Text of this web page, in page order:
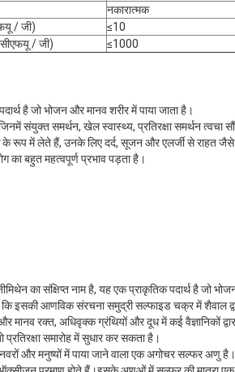
नकारात्मक
/ जी)
≤10
/ जी)
≤1000
है जो भोजन और मानव शरीर में पाया जाता है।
संयुक्त समर्थन, खेल स्वास्थ्य, प्रतिरक्षा समर्थन त्वचा
रूप में लेते हैं, उनके लिए दर्द, सूजन और एलर्जी से राहत जैसे
का बहुत महत्वपूर्ण प्रभाव पड़ता है।
का संक्षिप्त नाम है, यह एक प्राकृतिक पदार्थ है जो
​​है कि इसकी आणविक संरचना समुद्री सल्फाइड चक्र में शैवाल
रक्त, अधिवृक्क ग्रंथियों और दूध में कई वैज्ञानिकों
समारोह में सुधार कर सकता है।
और मनुष्यों में पाया जाने वाला एक अगोचर सल्फर अणु